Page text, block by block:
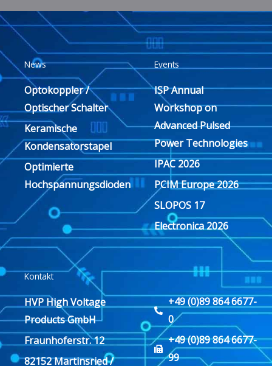
News
Optokoppler /
Optischer Schalter
Keramische
Kondensatorstapel
Optimierte
Hochspannungsdioden
Events
ISP Annual
Workshop on
Advanced Pulsed
Power Technologies
IPAC 2026
PCIM Europe 2026
SLOPOS 17
Electronica 2026
Kontakt
HVP High Voltage
Products GmbH
Fraunhoferstr. 12
82152 Martinsried /
+49 (0)89 864 6677-
0
+49 (0)89 864 6677-
99